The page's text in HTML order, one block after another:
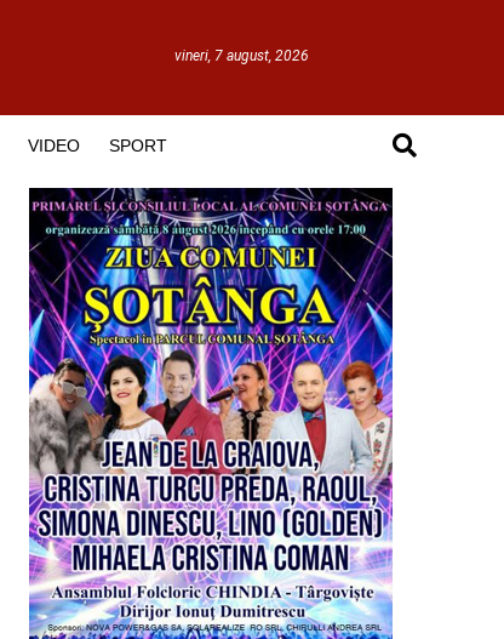
vineri, 7 august, 2026
VIDEO SPORT